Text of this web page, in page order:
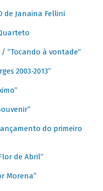
de Janaina Fellini
“Tocando à vontade”
2003-2013”
do primeiro
de Abril”
Morena”